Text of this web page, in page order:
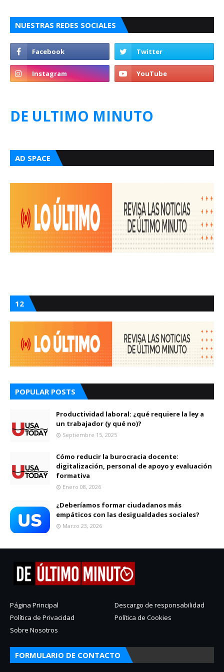
NUESTRAS REDES SOCIALES
DE ULTIMO MINUTO
AD SPACE
12
POPULAR POSTS
Productividad laboral: ¿qué requiere la ley a
un trabajador (y qué no)?
Septiembre 15, 2025
Cómo reducir la burocracia docente:
digitalización, personal de apoyo y evaluación
formativa
Enero 08, 2026
¿Deberíamos formar ciudadanos más
empáticos con las desigualdades sociales?
Marzo 23, 2026
Página Principal
Descargo de responsabilidad
Política de Privacidad
Política de Cookies
Sobre Nosotros
FORMULARIO DE CONTACTO